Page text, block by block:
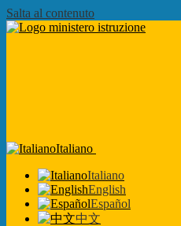
Salta al contenuto
Italiano
Italiano
English
Español
中文